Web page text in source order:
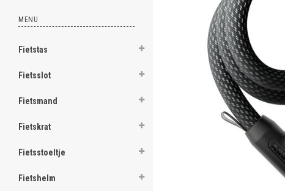
MENU
Fietstas
Fietsslot
Fietsmand
Fietskrat
Fietsstoeltje
Fietshelm